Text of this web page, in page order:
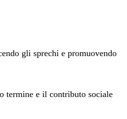
gli sprechi e promuovendo
termine e il contributo sociale